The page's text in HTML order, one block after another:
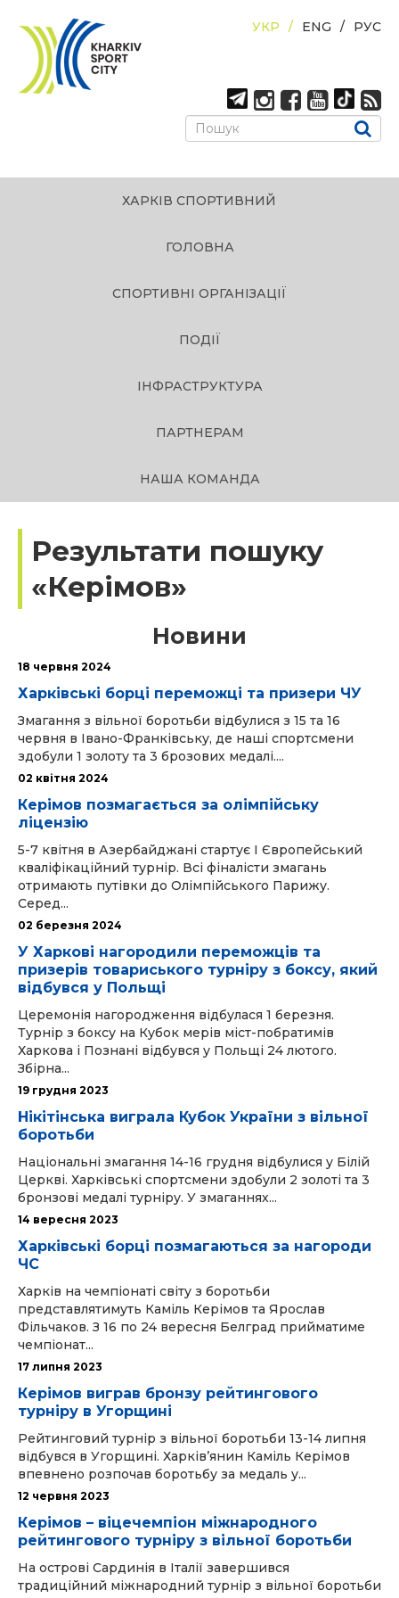
РУС
ENG
УКР
ХАРКІВ СПОРТИВНИЙ
ГОЛОВНА
СПОРТИВНІ ОРГАНІЗАЦІЇ
ПОДІЇ
ІНФРАСТРУКТУРА
ПАРТНЕРАМ
НАША КОМАНДА
Результати пошуку
«Керімов»
Новини
18 червня 2024
Харківські борці переможці та призери ЧУ
Змагання з вільної боротьби відбулися з 15 та 16
червня в Івано-Франківську, де наші спортсмени
здобули 1 золоту та 3 брозових медалі....
02 квітня 2024
Керімов позмагається за олімпійську
ліцензію
5-7 квітня в Азербайджані стартує І Європейський
кваліфікаційний турнір. Всі фіналісти змагань
отримають путівки до Олімпійського Парижу.
Серед...
02 березня 2024
У Харкові нагородили переможців та
призерів товариського турніру з боксу, який
відбувся у Польщі
Церемонія нагородження відбулася 1 березня.
Турнір з боксу на Кубок мерів міст-побратимів
Харкова і Познані відбувся у Польщі 24 лютого.
Збірна...
19 грудня 2023
Нікітінська виграла Кубок України з вільної
боротьби
Національні змагання 14-16 грудня відбулися у Білій
Церкві. Харківські спортсмени здобули 2 золоті та 3
бронзові медалі турніру. У змаганнях...
14 вересня 2023
Харківські борці позмагаються за нагороди
ЧС
Харків на чемпіонаті світу з боротьби
представлятимуть Каміль Керімов та Ярослав
Фільчаков. З 16 по 24 вересня Белград прийматиме
чемпіонат...
17 липня 2023
Керімов виграв бронзу рейтингового
турніру в Угорщині
Рейтинговий турнір з вільної боротьби 13-14 липня
відбувся в Угорщині. Харків’янин Каміль Керімов
впевнено розпочав боротьбу за медаль у...
12 червня 2023
Керімов – віцечемпіон міжнародного
рейтингового турніру з вільної боротьби
На острові Сардинія в Італії завершився
традиційний міжнародний турнір з вільної боротьби